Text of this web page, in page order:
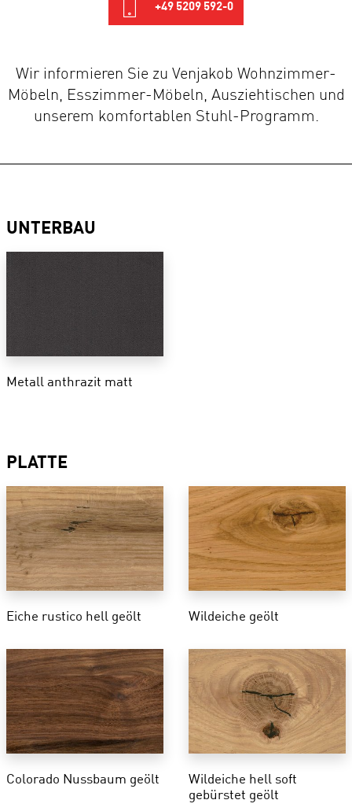
+49 5209 592-0
Wir informieren Sie zu Venjakob Wohnzimmer-
Möbeln, Esszimmer-Möbeln, Ausziehtischen und
unserem komfortablen Stuhl-Programm.
UNTERBAU
Metall anthrazit matt
PLATTE
Eiche rustico hell geölt Wildeiche geölt
Colorado Nussbaum geölt
Wildeiche hell soft
gebürstet geölt